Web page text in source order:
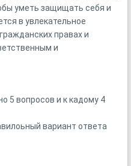
уметь защищать себя и
в увлекательное
правах и
и
5 вопросов и к кадому 4
вариант ответа